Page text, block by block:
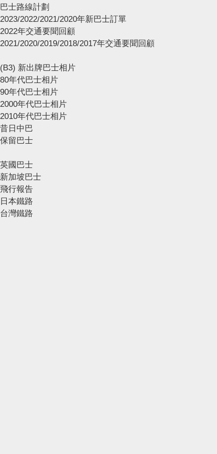
巴士路線計劃
2023/2022/2021/2020年新巴士訂單
2022年交通要聞回顧
2021/2020/2019/2018/2017年交通要聞回顧
(B3) 新出牌巴士相片
80年代巴士相片
90年代巴士相片
2000年代巴士相片
2010年代巴士相片
昔日中巴
保留巴士
英國巴士
新加坡巴士
飛行報告
日本鐵路
台灣鐵路